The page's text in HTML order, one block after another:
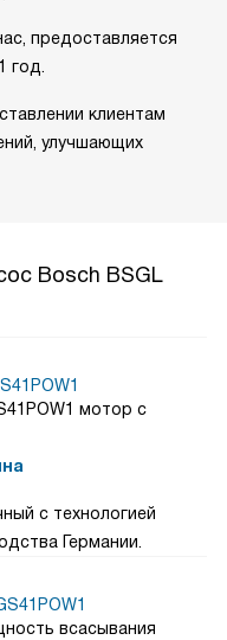
предоставляется
год.
клиентам
улучшающих
Bosch BSGL
мотор с
с технологией
Германии.
всасывания